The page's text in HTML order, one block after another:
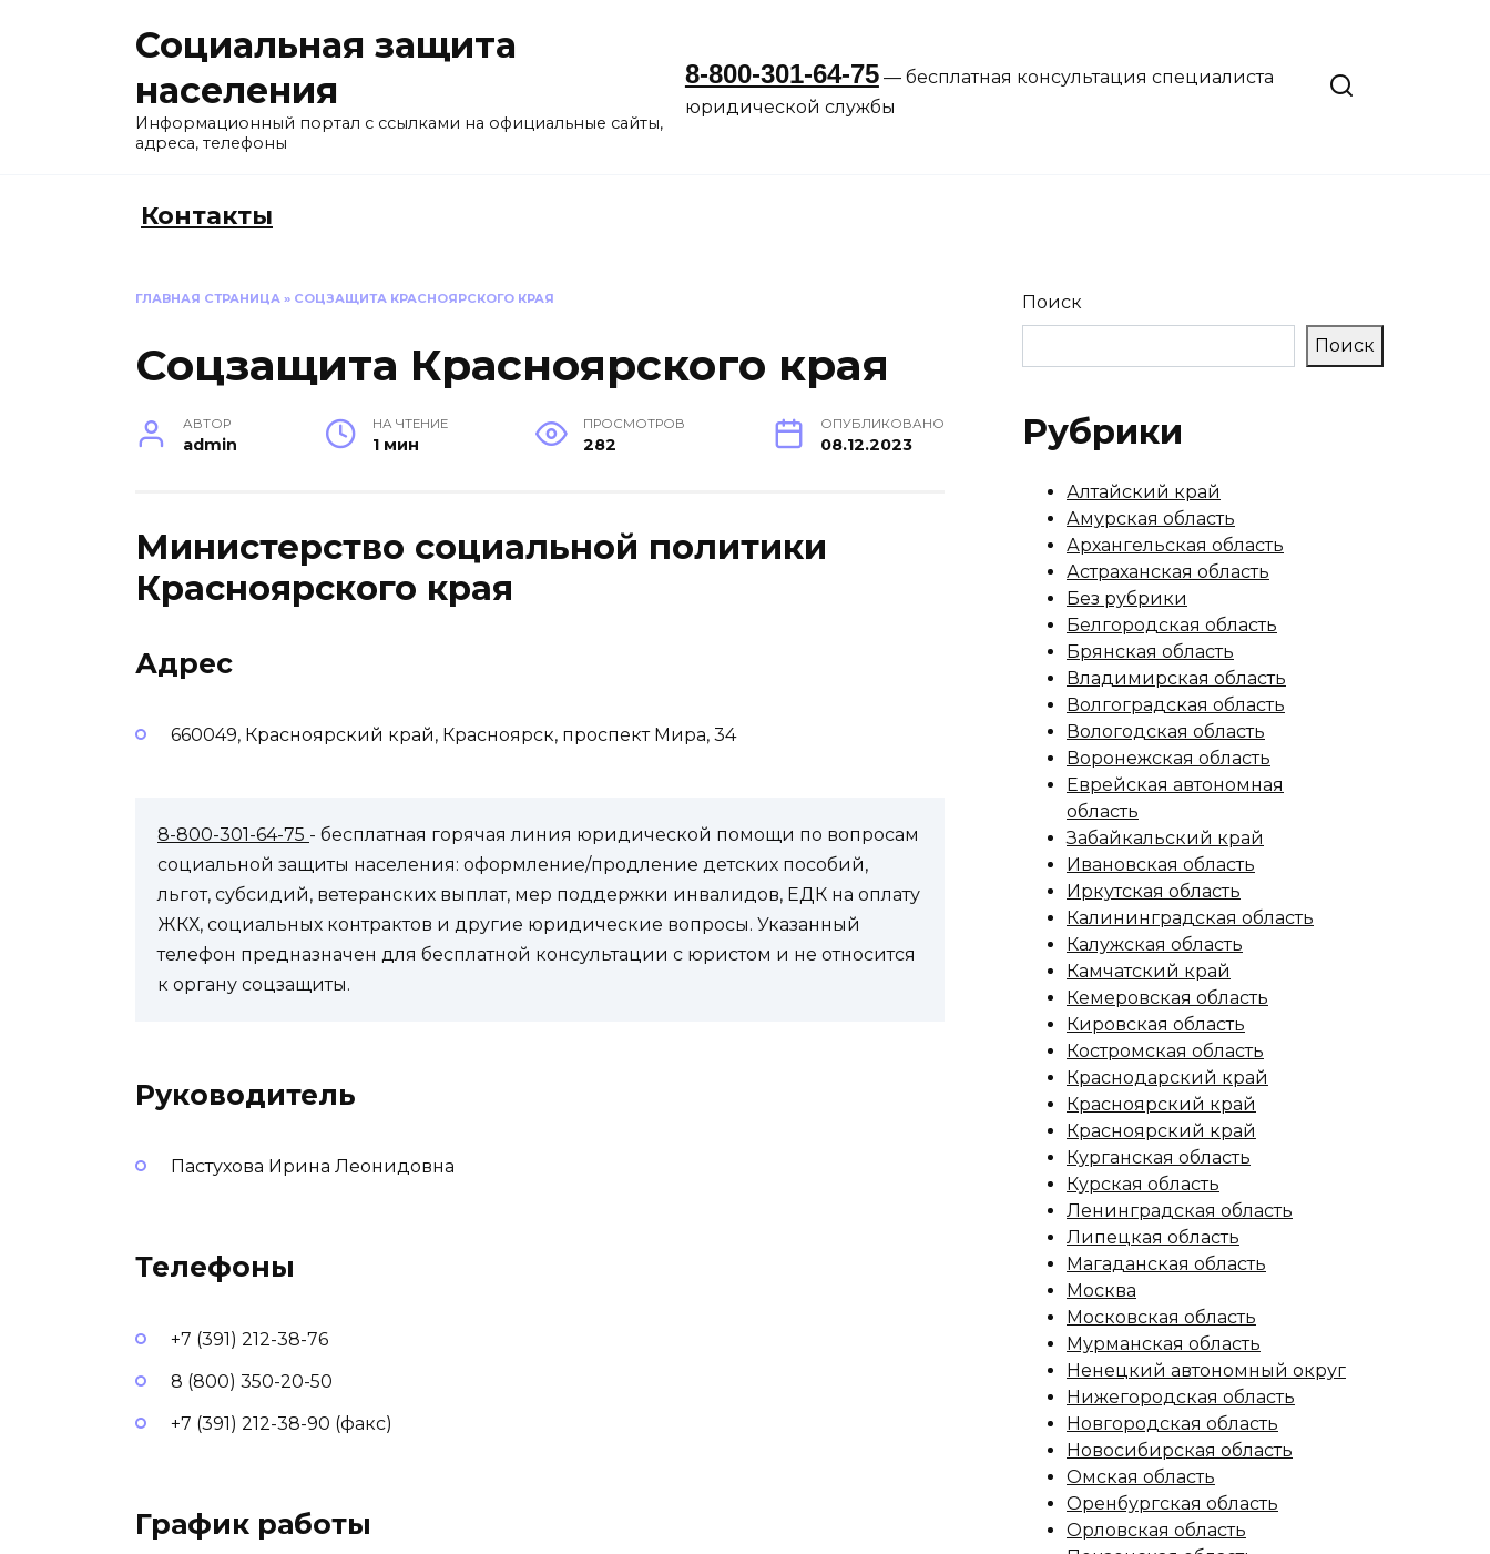
Социальная защита
населения
Информационный портал с ссылками на официальные сайты,
адреса, телефоны
8-800-301-64-75— бесплатная консультация специалиста
юридической службы
Контакты
ГЛАВНАЯ СТРАНИЦА » СОЦЗАЩИТА КРАСНОЯРСКОГО КРАЯ
Соцзащита Красноярского края
АВТОР
admin
НА ЧТЕНИЕ
1 мин
ПРОСМОТРОВ
282
ОПУБЛИКОВАНО
08.12.2023
Министерство социальной политики
Красноярского края
Адрес
660049, Красноярский край, Красноярск, проспект Мира, 34
8-800-301-64-75 - бесплатная горячая линия юридической помощи по вопросам
социальной защиты населения: оформление/продление детских пособий,
льгот, субсидий, ветеранских выплат, мер поддержки инвалидов, ЕДК на оплату
ЖКХ, социальных контрактов и другие юридические вопросы. Указанный
телефон предназначен для бесплатной консультации с юристом и не относится
к органу соцзащиты.
Руководитель
Пастухова Ирина Леонидовна
Телефоны
+7 (391) 212-38-76
8 (800) 350-20-50
+7 (391) 212-38-90 (факс)
График работы
Поиск
Поиск
Рубрики
Алтайский край
Амурская область
Архангельская область
Астраханская область
Без рубрики
Белгородская область
Брянская область
Владимирская область
Волгоградская область
Вологодская область
Воронежская область
Еврейская автономная
область
Забайкальский край
Ивановская область
Иркутская область
Калининградская область
Калужская область
Камчатский край
Кемеровская область
Кировская область
Костромская область
Краснодарский край
Красноярский край
Красноярский край
Курганская область
Курская область
Ленинградская область
Липецкая область
Магаданская область
Москва
Московская область
Мурманская область
Ненецкий автономный округ
Нижегородская область
Новгородская область
Новосибирская область
Омская область
Оренбургская область
Орловская область